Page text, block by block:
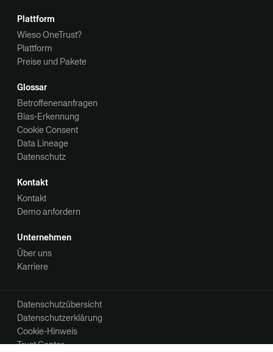
Plattform
Wieso OneTrust?
Plattform
Preise und Pakete
Glossar
Betroffenenanfragen
Bias-Erkennung
Cookie Consent
Data Lineage
Datenschutz
Kontakt
Kontakt
Demo anfordern
Unternehmen
Über uns
Karriere
Datenschutzübersicht
Datenschutzerklärung
Cookie-Hinweis
Trust Center